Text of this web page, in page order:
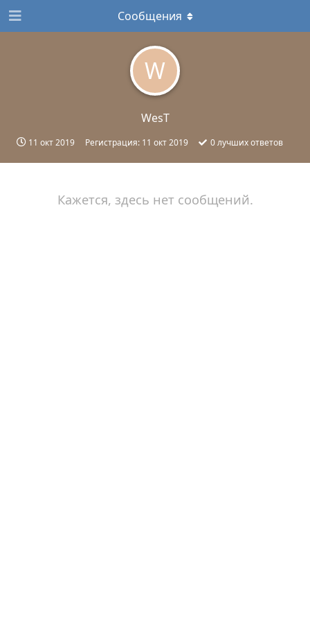
W
WesT
11 окт 2019 Регистрация: 11 окт 2019 0лучших ответов
Сообщения
Кажется, здесь нет сообщений.